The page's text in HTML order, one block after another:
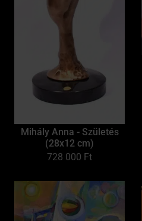
Mihály Anna - Születés
(28x12 cm)
728 000 Ft